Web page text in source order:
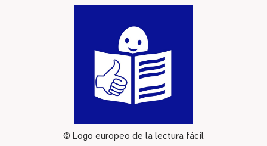
© Logo europeo de la lectura fácil